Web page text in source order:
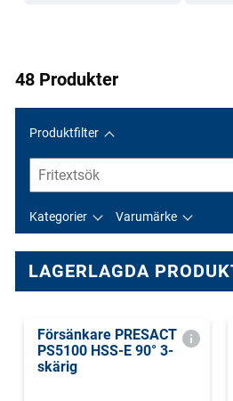
48 Produkter
Produktfilter
Kategorier Varumärke
LAGERLAGDA
Försänkare PRESACT
PS5100 HSS-E 90° 3-
skärig